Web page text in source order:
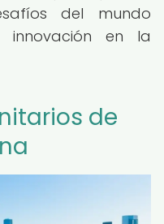
del mundo
en la
de